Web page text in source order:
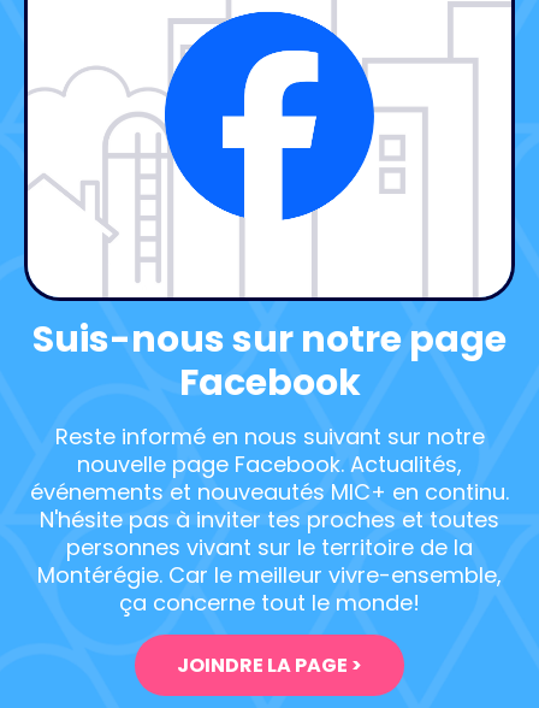
Suis-nous sur notre page
Facebook
Reste informé en nous suivant sur notre
nouvelle page Facebook. Actualités,
événements et nouveautés MIC+ en continu.
N'hésite pas à inviter tes proches et toutes
personnes vivant sur le territoire de la
Montérégie. Car le meilleur vivre-ensemble,
ça concerne tout le monde!
JOINDRE LA PAGE >